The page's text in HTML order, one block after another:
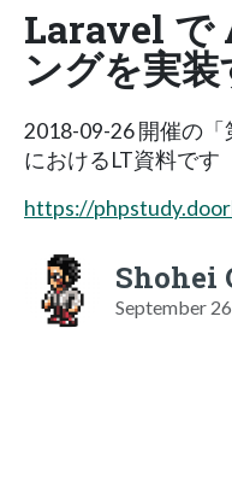
Laravel で
ングを実
2018-09-26 開催の「
におけるLT資料です
https://
Shohei
September